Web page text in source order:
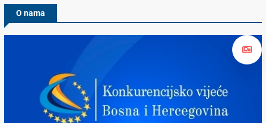
O nama